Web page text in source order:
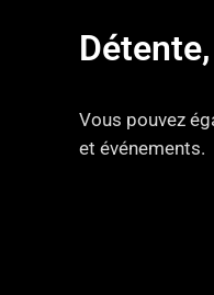
Vous pouvez
et événements.